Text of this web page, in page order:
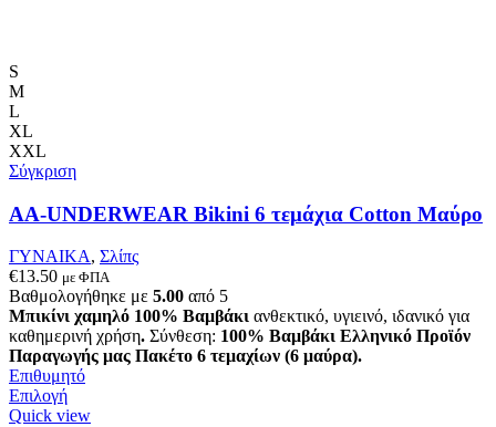
S
M
L
XL
XXL
Σύγκριση
AA-UNDERWEAR Bikini 6 τεμάχια Cotton Μαύρο
ΓΥΝΑΙΚΑ, Σλίπς
€13.50 με ΦΠΑ
Βαθμολογήθηκε με 5.00 από 5
Μπικίνι χαμηλό 100% Βαμβάκι ανθεκτικό, υγιεινό, ιδανικό για
καθημερινή χρήση. Σύνθεση: 100% Βαμβάκι Ελληνικό Προϊόν
Παραγωγής μας Πακέτο 6 τεμαχίων (6 μαύρα).
Επιθυμητό
ΕπιλογήΑυτό
το
Quick view